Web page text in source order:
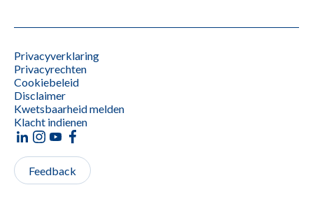
Privacyverklaring
Privacyrechten
Cookiebeleid
Disclaimer
Kwetsbaarheid melden
Klacht indienen
Feedback